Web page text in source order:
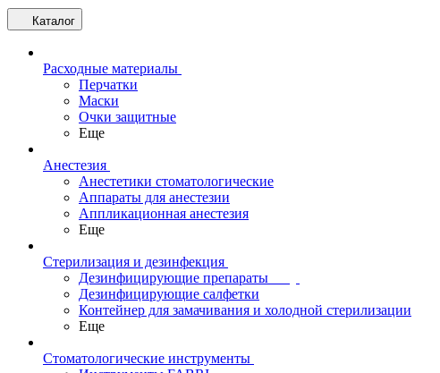
Каталог
Расходные материалы
Перчатки
Маски
Очки защитные
Еще
Анестезия
Анестетики стоматологические
Аппараты для анестезии
Аппликационная анестезия
Еще
Стерилизация и дезинфекция
Дезинфицирующие препараты
Дезинфицирующие салфетки
Контейнер для замачивания и холодной стерилизации
Еще
Стоматологические инструменты